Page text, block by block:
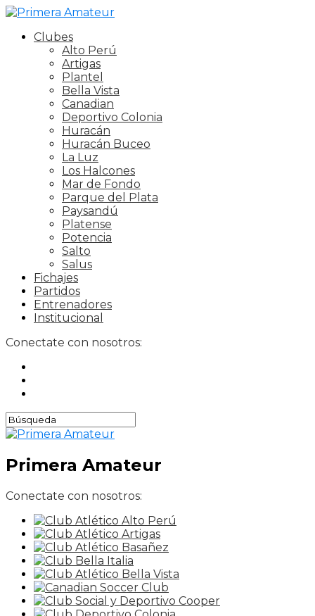
Clubes
Alto Perú
Artigas
Plantel
Bella Vista
Canadian
Deportivo Colonia
Huracán
Huracán Buceo
La Luz
Los Halcones
Mar de Fondo
Parque del Plata
Paysandú
Platense
Potencia
Salto
Salus
Fichajes
Partidos
Entrenadores
Institucional
Conectate con nosotros:
Primera Amateur
Conectate con nosotros: